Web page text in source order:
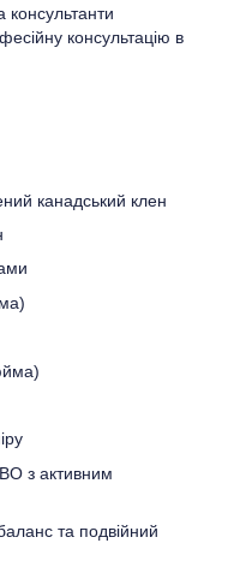
консультацію в
канадський клен
з активним
та подвійний